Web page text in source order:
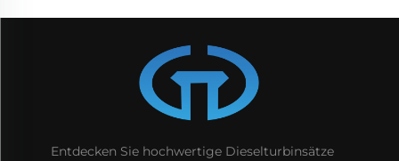
Entdecken Sie hochwertige Dieselturbinsätze